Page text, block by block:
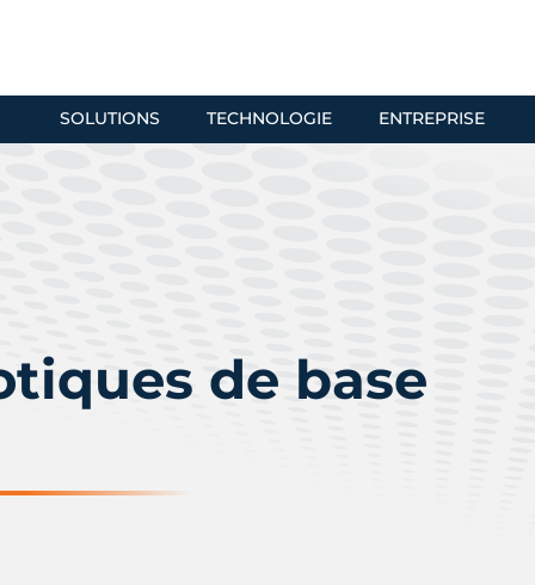
SOLUTIONS TECHNOLOGIE ENTREPRISE
de base